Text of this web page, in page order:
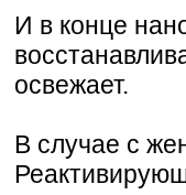
И в конце
освежает.
В случае с